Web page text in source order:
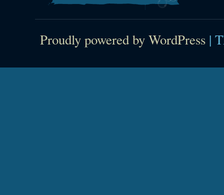
Proudly powered by WordPress |